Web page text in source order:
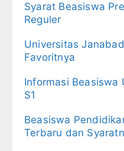
Syarat Beasiswa
Reguler
Universitas
Favoritnya
Informasi Beasiswa
S1
Beasiswa
Terbaru dan